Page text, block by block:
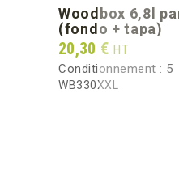
woodbox 6,8l para compartir
(fondo + tapa)
Prix
20,30 € HT
Conditionnement : 5
WB330XXL